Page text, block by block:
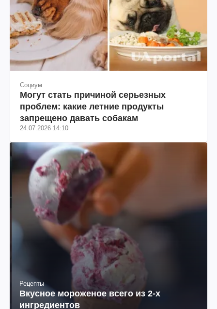
Социум
Могут стать причиной серьезных
проблем: какие летние продукты
запрещено давать собакам
24.07.2026 14:10
Рецепты
Вкусное мороженое всего из 2-х
ингредиентов